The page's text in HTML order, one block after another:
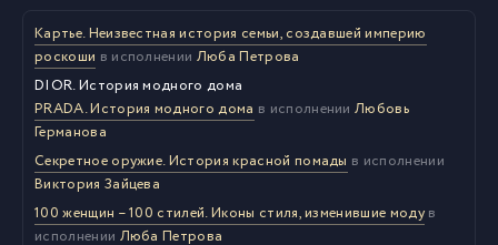
Картье. Неизвестная история семьи, создавшей империю
роскоши в исполнении Люба Петрова
DIOR. История модного дома
PRADA. История модного дома в исполненииЛюбовь
Германова
Секретное оружие. История красной помады в исполнении
Виктория Зайцева
100 женщин – 100 стилей. Иконы стиля, изменившие модув
исполнении Люба Петрова